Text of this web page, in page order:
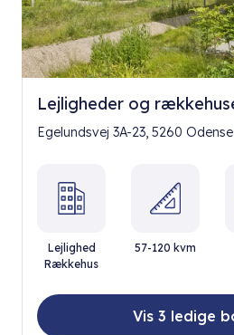
Lejligheder og
Egelundsvej 3A-23, 5260 Odense
Lejlighed
Rækkehus
57-120 kvm
Vis 3 ledige